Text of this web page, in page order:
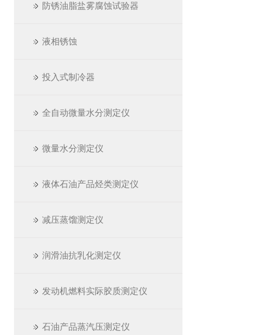
防锈油脂盐雾腐蚀试验器
液相锈蚀
投入式制冷器
全自动微量水分测定仪
微量水分测定仪
液体石油产品烃类测定仪
减压蒸馏测定仪
润滑油抗乳化测定仪
发动机燃料实际胶质测定仪
石油产品蒸汽压测定仪